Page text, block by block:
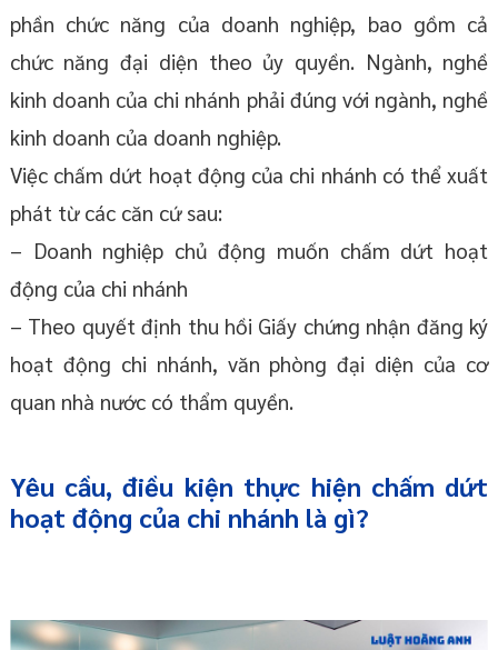
phần chức năng của doanh nghiệp, bao gồm cả
chức năng đại diện theo ủy quyền. Ngành, nghề
kinh doanh của chi nhánh phải đúng với ngành, nghề
kinh doanh của doanh nghiệp.
Việc chấm dứt hoạt động của chi nhánh có thể xuất
phát từ các căn cứ sau:
– Doanh nghiệp chủ động muốn chấm dứt hoạt
động của chi nhánh
– Theo quyết định thu hồi Giấy chứng nhận đăng ký
hoạt động chi nhánh, văn phòng đại diện của cơ
quan nhà nước có thẩm quyền.
Yêu cầu, điều kiện thực hiện chấm dứt
hoạt động của chi nhánh là gì?